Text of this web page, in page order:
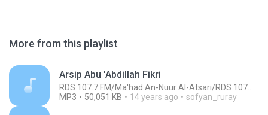
More from this playlist
Arsip Abu 'Abdillah Fikri
MP3
50,051 KB 14 years ago sofyan_ruray